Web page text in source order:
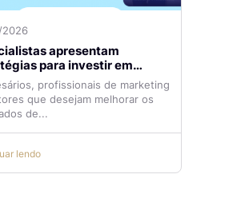
2026
apresentam
para investir em
pago com mais eficiência
profissionais de marketing
que desejam melhorar os
de...
lendo